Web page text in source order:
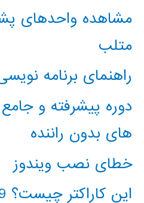
مشاهده واحدهای
متلب
راهنمای برنامه
دوره پیشرفته و
های بدون راننده
خطای نصب ویندوز
این کاراکتر چیست؟ 65279